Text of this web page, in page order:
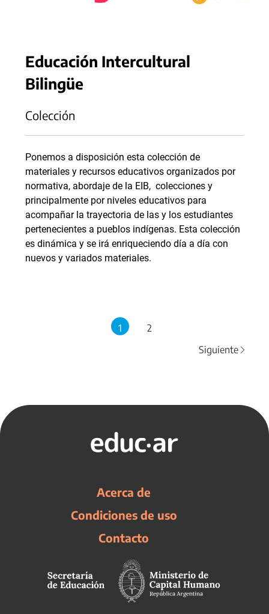
Educación Intercultural
Bilingüe
Colección
Ponemos a disposición esta colección de
materiales y recursos educativos organizados por
normativa, abordaje de la EIB, colecciones y
principalmente por niveles educativos para
acompañar la trayectoria de las y los estudiantes
pertenecientes a pueblos indígenas. Esta colección
es dinámica y se irá enriqueciendo día a día con
nuevos y variados materiales.
1
2
Siguiente
Acerca de
Condiciones de uso
Contacto